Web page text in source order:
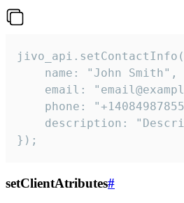
    name: "John Smith",
email:
phone:
description:
});
setClientAtributes#